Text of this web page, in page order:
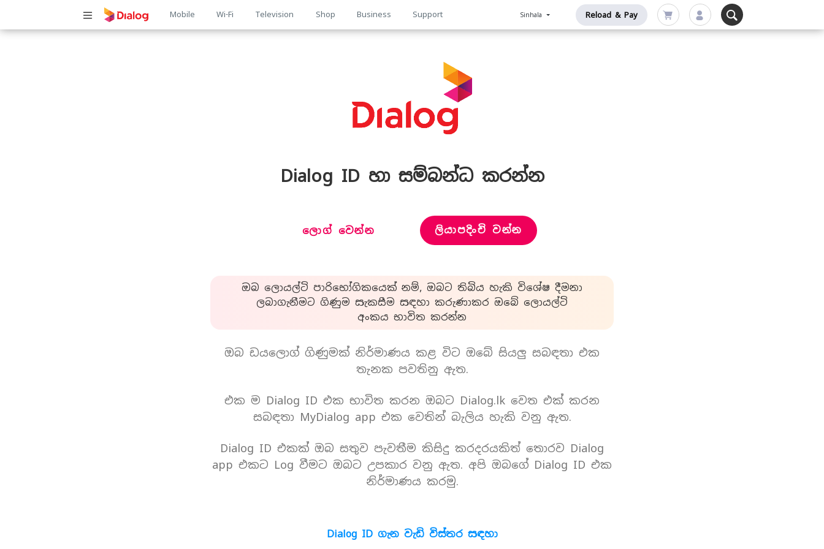
Main
Mobile Wi-Fi Television Shop Business Support Sinhala Reload & Pay
Dialog ID හා සම්බන්ධ කරන්න
ලොග් වෙන්න ලියාපදිංචි වන්න
ඔබ ලොයල්ටි පාරිභෝගිකයෙක් නම්, ඔබට තිබිය හැකි විශේෂ දීමනා
ලබාගැනීමට ගිණුම සැකසීම සඳහා කරුණාකර ඔබේ ලොයල්ටි
අංකය භාවිත කරන්න
ඔබ ඩයලොග් ගිණුමක් නිර්මාණය කළ විට ඔබේ සියලු සබඳතා එක
තැනක පවතිනු ඇත.
එක ම Dialog ID එක භාවිත කරන ඔබට Dialog.lk වෙත එක් කරන
සබඳතා MyDialog app එක වෙතින් බැලිය හැකි වනු ඇත.
Dialog ID එකක් ඔබ සතුව පැවතීම කිසිදු කරදරයකිත් තොරව Dialog
app එකට Log වීමට ඔබට උපකාර වනු ඇත. අපි ඔබගේ Dialog ID එක
නිර්මාණය කරමු.
Dialog ID ගැන වැඩි විස්තර සඳහා